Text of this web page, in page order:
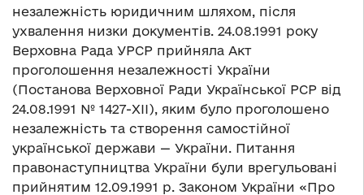
незалежність юридичним шляхом, після
ухвалення низки документів. 24.08.1991 року
Верховна Рада УРСР прийняла Акт
проголошення незалежності України
(Постанова Верховної Ради Української РСР від
24.08.1991 № 1427-XII), яким було проголошено
незалежність та створення самостійної
української держави — України. Питання
правонаступництва України були врегульовані
прийнятим 12.09.1991 р. Законом України «Про